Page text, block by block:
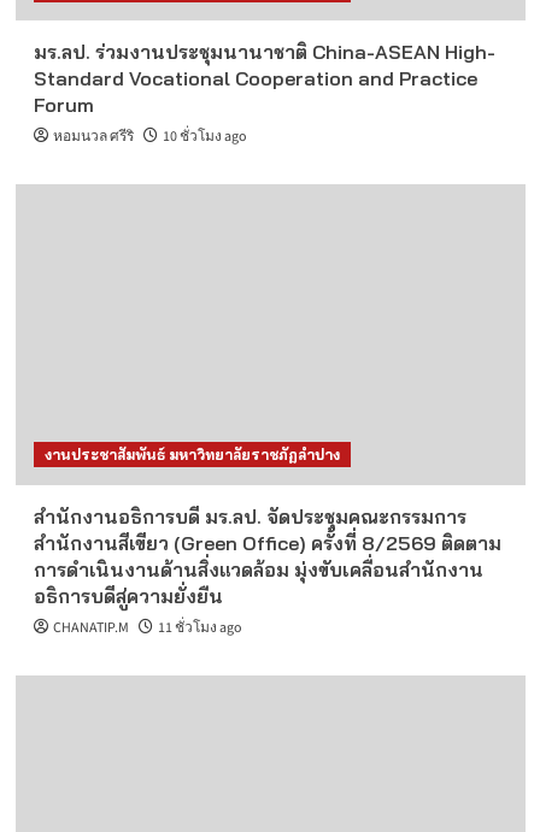
มร.ลป. ร่วมงานประชุมนานาชาติ China-ASEAN High-
Standard Vocational Cooperation and Practice
Forum
หอมนวล ศรีริ 10 ชั่วโมง ago
งานประชาสัมพันธ์ มหาวิทยาลัยราชภัฏลำปาง
สำนักงานอธิการบดี มร.ลป. จัดประชุมคณะกรรมการ
สำนักงานสีเขียว (Green Office) ครั้งที่ 8/2569 ติดตาม
การดำเนินงานด้านสิ่งแวดล้อม มุ่งขับเคลื่อนสำนักงาน
อธิการบดีสู่ความยั่งยืน
CHANATIP.M 11 ชั่วโมง ago